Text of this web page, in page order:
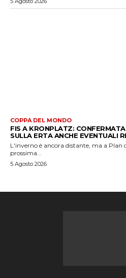
COPPA DEL MONDO
FIS A KRONPLATZ:
SULLA ERTA ANCHE EVENTUALI
L'inverno è ancora distante, ma a Plan
prossima...
5 Agosto 2026